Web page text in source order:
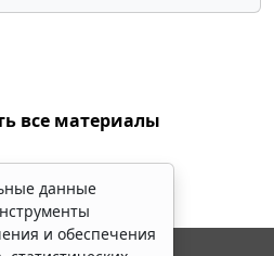
все материалы
данные
и обеспечения